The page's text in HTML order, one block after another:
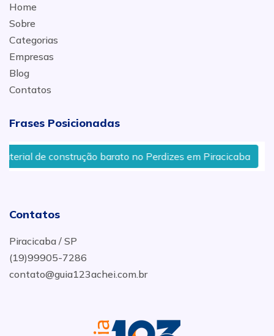
Home
Sobre
Categorias
Empresas
Blog
Contatos
Frases Posicionadas
de construção barato no Perdizes em Piracicaba
Contatos
Piracicaba / SP
(19)99905-7286
contato@guia123achei.com.br